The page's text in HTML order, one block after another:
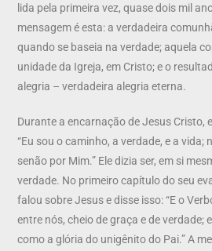
lida pela primeira vez, quase dois mil
mensagem é esta: a verdadeira
quando se baseia na verdade; aquela
unidade da Igreja, em Cristo; e o
alegria – verdadeira alegria eterna.
Durante a encarnação de Jesus Cristo,
“Eu sou o caminho, a verdade, e a vida;
senão por Mim.” Ele dizia ser, em si
verdade. No primeiro capítulo do seu
falou sobre Jesus e disse isso: “E o
entre nós, cheio de graça e de verdade;
como a glória do unigênito do Pai.” A